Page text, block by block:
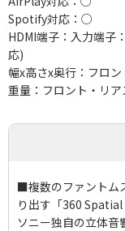
Spotify対応：○
HDMI端子：入力端子
応)
幅x高さx奥行：フロ
重量：フロント・リ
■複数のファントム
り出す「360
ソニー独自の立体